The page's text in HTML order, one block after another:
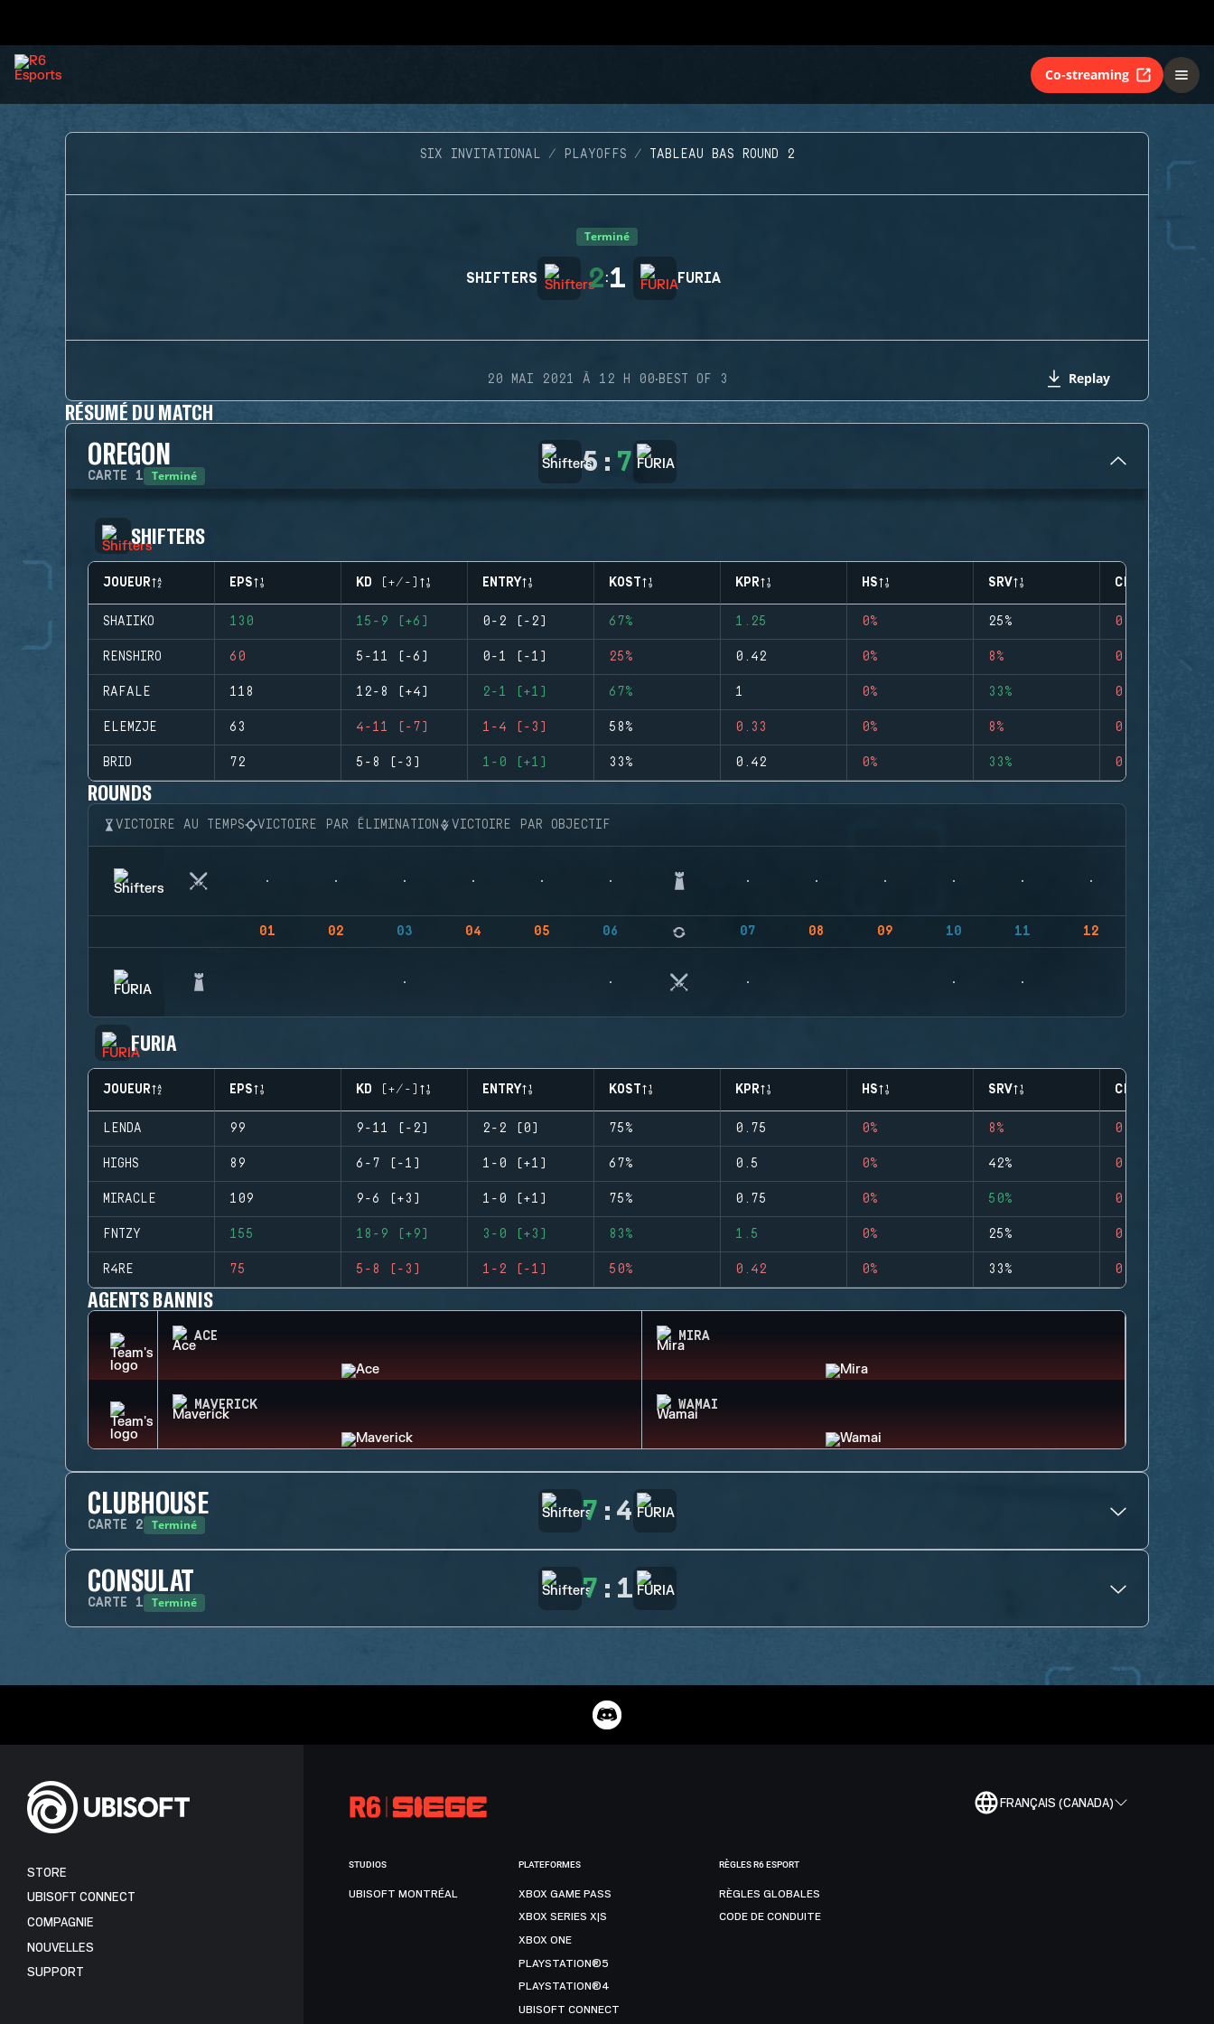
Co-streaming
SIX INVITATIONAL PLAYOFFS TABLEAU BAS ROUND 2
Terminé
SHIFTERS 2:1 FURIA
20 MAI 2021 À 12 H 00·BEST OF 3 Replay
RÉSUMÉ DU MATCH
OREGON
CARTE 1 Terminé 5 : 7
SHIFTERS
JOUEUR EPS KD (+/-) ENTRY KOST KPR HS SRV CLUTCHES
SHAIIKO 130 15-9 (+6) 0-2 (-2) 67% 1.25 0% 25% 0
RENSHIRO 60 5-11 (-6) 0-1 (-1) 25% 0.42 0% 8% 0
RAFALE 118 12-8 (+4) 2-1 (+1) 67% 1 0% 33% 0
ELEMZJE 63 4-11 (-7) 1-4 (-3) 58% 0.33 0% 8% 0
BRID 72 5-8 (-3) 1-0 (+1) 33% 0.42 0% 33% 0
ROUNDS
VICTOIRE AU TEMPS VICTOIRE PAR ÉLIMINATION VICTOIRE PAR OBJECTIF
01 02 03 04 05 06 07 08 09 10 11 12
FURIA
JOUEUR EPS KD (+/-) ENTRY KOST KPR HS SRV CLUTCHES
LENDA 99 9-11 (-2) 2-2 (0) 75% 0.75 0% 8% 0
HIGHS 89 6-7 (-1) 1-0 (+1) 67% 0.5 0% 42% 0
MIRACLE 109 9-6 (+3) 1-0 (+1) 75% 0.75 0% 50% 0
FNTZY 155 18-9 (+9) 3-0 (+3) 83% 1.5 0% 25% 0
R4RE 75 5-8 (-3) 1-2 (-1) 50% 0.42 0% 33% 0
AGENTS BANNIS
ACE MIRA
MAVERICK WAMAI
CLUBHOUSE
CARTE 2 Terminé 7 : 4
CONSULAT
CARTE 1 Terminé 7 : 1
FRANÇAIS (CANADA)
STORE
UBISOFT CONNECT
COMPAGNIE
NOUVELLES
SUPPORT
STUDIOS
UBISOFT MONTRÉAL
PLATEFORMES
XBOX GAME PASS
XBOX SERIES X|S
XBOX ONE
PLAYSTATION®5
PLAYSTATION®4
UBISOFT CONNECT
RÈGLES R6 ESPORT
RÈGLES GLOBALES
CODE DE CONDUITE